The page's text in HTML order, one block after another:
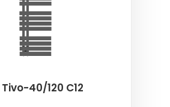
Tivo-40/120 C12